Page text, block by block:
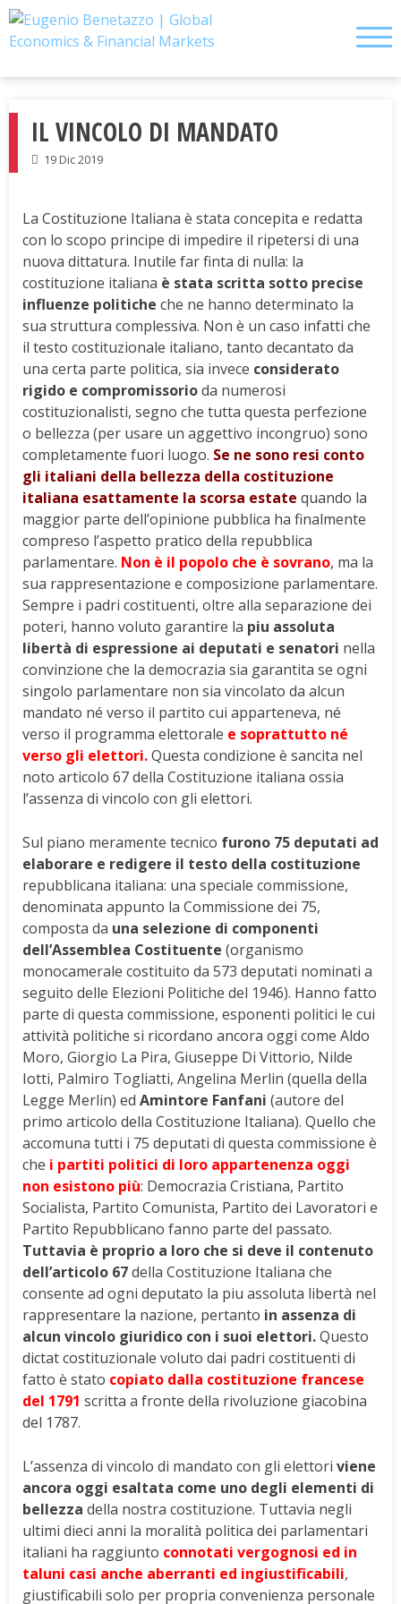
Skip
to
IL VINCOLO DI MANDATO
19 Dic 2019
La Costituzione Italiana è stata concepita e redatta
con lo scopo principe di impedire il ripetersi di una
nuova dittatura. Inutile far finta di nulla: la
costituzione italiana è stata scritta sotto precise
influenze politiche che ne hanno determinato la
sua struttura complessiva. Non è un caso infatti che
il testo costituzionale italiano, tanto decantato da
una certa parte politica, sia invece considerato
rigido e compromissorioda numerosi
costituzionalisti, segno che tutta questa perfezione
o bellezza (per usare un aggettivo incongruo) sono
completamente fuori luogo. Se ne sono resi conto
gli italiani della bellezza della costituzione
italiana esattamente la scorsa estate quando la
maggior parte dell’opinione pubblica ha finalmente
compreso l’aspetto pratico della repubblica
parlamentare. Non è il popolo che è sovrano, ma la
sua rappresentazione e composizione parlamentare.
Sempre i padri costituenti, oltre alla separazione dei
poteri, hanno voluto garantire la piu assoluta
libertà di espressione ai deputati e senatori nella
convinzione che la democrazia sia garantita se ogni
singolo parlamentare non sia vincolato da alcun
mandato né verso il partito cui apparteneva, né
verso il programma elettorale e soprattutto né
verso gli elettori.Questa condizione è sancita nel
noto articolo 67 della Costituzione italiana ossia
l’assenza di vincolo con gli elettori.
Sul piano meramente tecnico furono 75 deputati ad
elaborare e redigere il testo della costituzione
repubblicana italiana: una speciale commissione,
denominata appunto la Commissione dei 75,
composta da una selezione di componenti
dell’Assemblea Costituente (organismo
monocamerale costituito da 573 deputati nominati a
seguito delle Elezioni Politiche del 1946). Hanno fatto
parte di questa commissione, esponenti politici le cui
attività politiche si ricordano ancora oggi come Aldo
Moro, Giorgio La Pira, Giuseppe Di Vittorio, Nilde
Iotti, Palmiro Togliatti, Angelina Merlin (quella della
Legge Merlin) ed Amintore Fanfani (autore del
primo articolo della Costituzione Italiana). Quello che
accomuna tutti i 75 deputati di questa commissione è
che i partiti politici di loro appartenenza oggi
non esistono più: Democrazia Cristiana, Partito
Socialista, Partito Comunista, Partito dei Lavoratori e
Partito Repubblicano fanno parte del passato.
Tuttavia è proprio a loro che si deve il contenuto
dell’articolo 67della Costituzione Italiana che
consente ad ogni deputato la piu assoluta libertà nel
rappresentare la nazione, pertanto in assenza di
alcun vincolo giuridico con i suoi elettori.Questo
dictat costituzionale voluto dai padri costituenti di
fatto è stato copiato dalla costituzione francese
del 1791 scritta a fronte della rivoluzione giacobina
del 1787.
L’assenza di vincolo di mandato con gli elettori viene
ancora oggi esaltata come uno degli elementi di
bellezza della nostra costituzione. Tuttavia negli
ultimi dieci anni la moralità politica dei parlamentari
italiani ha raggiunto connotati vergognosi ed in
taluni casi anche aberranti ed ingiustificabili,
giustificabili solo per propria convenienza personale